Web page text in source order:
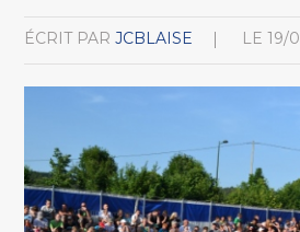
ÉCRIT PAR JCBLAISE LE 19/